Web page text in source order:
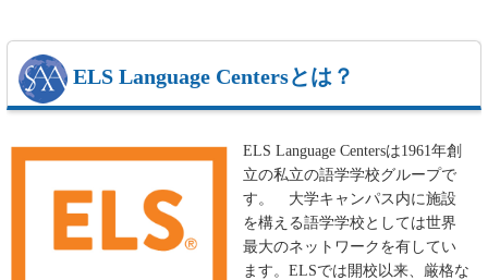
ELS Language Centersとは？
ELS Language Centersは1961年創
立の私立の語学学校グループで
す。 大学キャンパス内に施設
を構える語学学校としては世界
最大のネットワークを有してい
ます。ELSでは開校以来、厳格な